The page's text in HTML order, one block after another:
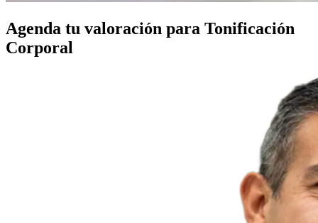
Agenda tu valoración para Tonificación
Corporal